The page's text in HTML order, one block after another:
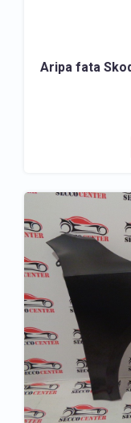
Aripa fata